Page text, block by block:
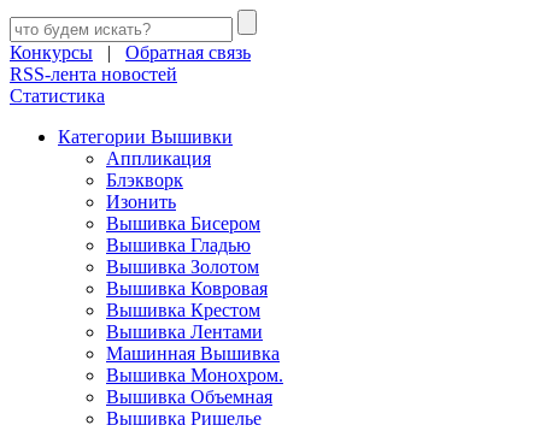
Конкурсы | Обратная связь
RSS-лента новостей
Статистика
Категории Вышивки
Аппликация
Блэкворк
Изонить
Вышивка Бисером
Вышивка Гладью
Вышивка Золотом
Вышивка Ковровая
Вышивка Крестом
Вышивка Лентами
Машинная Вышивка
Вышивка Монохром.
Вышивка Объемная
Вышивка Ришелье